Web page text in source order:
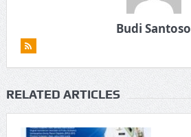
Budi Santoso
RELATED ARTICLES